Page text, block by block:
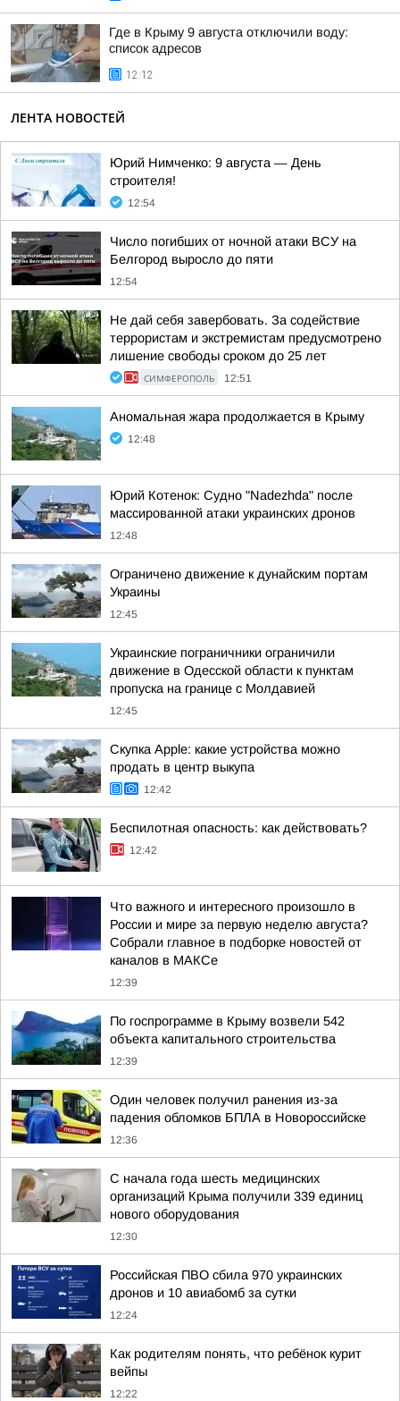
Где в Крыму 9 августа отключили воду:
список адресов
12:12
ЛЕНТА НОВОСТЕЙ
Юрий Нимченко: 9 августа — День
строителя!
12:54
Число погибших от ночной атаки ВСУ на
Белгород выросло до пяти
12:54
Не дай себя завербовать. За содействие
террористам и экстремистам предусмотрено
лишение свободы сроком до 25 лет
СИМФЕРОПОЛЬ 12:51
Аномальная жара продолжается в Крыму
12:48
Юрий Котенок: Судно "Nadezhda" после
массированной атаки украинских дронов
12:48
Ограничено движение к дунайским портам
Украины
12:45
Украинские пограничники ограничили
движение в Одесской области к пунктам
пропуска на границе с Молдавией
12:45
Скупка Apple: какие устройства можно
продать в центр выкупа
12:42
Беспилотная опасность: как действовать?
12:42
Что важного и интересного произошло в
России и мире за первую неделю августа?
Собрали главное в подборке новостей от
каналов в МАКСе
12:39
По госпрограмме в Крыму возвели 542
объекта капитального строительства
12:39
Один человек получил ранения из-за
падения обломков БПЛА в Новороссийске
12:36
С начала года шесть медицинских
организаций Крыма получили 339 единиц
нового оборудования
12:30
Российская ПВО сбила 970 украинских
дронов и 10 авиабомб за сутки
12:24
Как родителям понять, что ребёнок курит
вейпы
12:22